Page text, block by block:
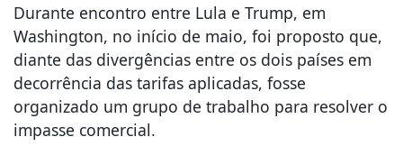
Durante encontro entre Lula e Trump, em
Washington, no início de maio, foi proposto que,
diante das divergências entre os dois países em
decorrência das tarifas aplicadas, fosse
organizado um grupo de trabalho para resolver o
impasse comercial.